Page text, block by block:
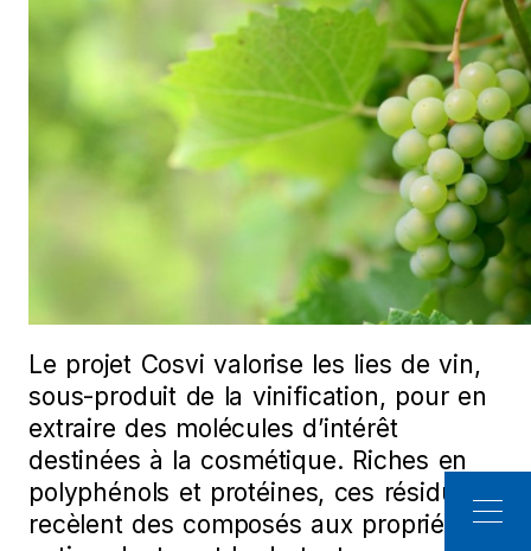
Le projet Cosvi valorise les lies de vin,
sous-produit de la vinification, pour en
extraire des molécules d’intérêt
destinées à la cosmétique. Riches en
polyphénols et protéines, ces résidus
recèlent des composés aux propriétés